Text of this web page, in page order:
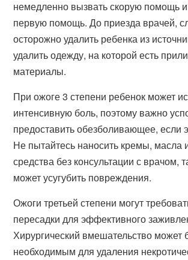
немедленно вызвать скорую помощь
первую помощь. До приезда врачей,
осторожно удалить ребенка из
удалить одежду, на которой есть
материалы.
При ожоге 3 степени ребенок может
интенсивную боль, поэтому важно
предоставить обезболивающее, если
Не пытайтесь наносить кремы, масла
средства без консультации с врачом,
может усугубить повреждения.
Ожоги третьей степени могут
пересадки для эффективного
Хирургический вмешательство может
необходимым для удаления